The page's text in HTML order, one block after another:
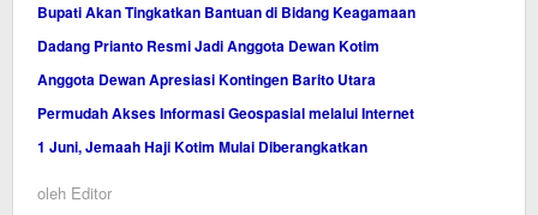
Bupati Akan Tingkatkan Bantuan di Bidang Keagamaan
Dadang Prianto Resmi Jadi Anggota Dewan Kotim
Anggota Dewan Apresiasi Kontingen Barito Utara
Permudah Akses Informasi Geospasial melalui Internet
1 Juni, Jemaah Haji Kotim Mulai Diberangkatkan
oleh Editor